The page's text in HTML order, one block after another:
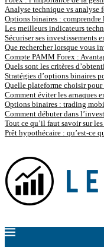
Analyse technique vs analyse
Options binaires : comprendre
Les meilleurs indicateurs
Sécuriser ses investissements
Que rechercher lorsque vous
Compte PAMM Forex :
Quels sont les critères
Stratégies d’options binaires
Quelle plateforme choisir
Comment éviter les arnaques
Options binaires : trading
Comment débuter dans
Tout ce qu’il faut savoir sur
Prêt hypothécaire : qu’est-ce